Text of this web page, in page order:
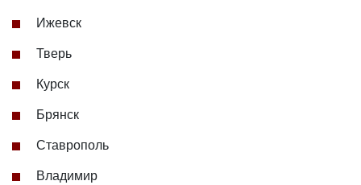
Ижевск
Тверь
Курск
Брянск
Ставрополь
Владимир